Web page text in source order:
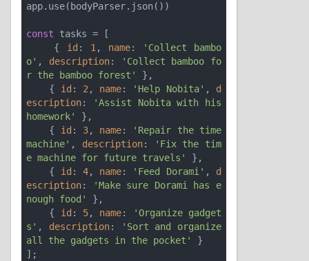
app.use(bodyParser.json())
const tasks = [
    {
id : 1 , name:
'Collect bambo
o' , description:
'Collect bamboo fo
r the bamboo forest'
},
    {
id : 2 , name: 'Help Nobita' , d
escription:
'Assist Nobita with his
homework'
},
    {
id : 3, name:
'Repair the time
machine' , description:
'Fix the tim
e machine for future travels'
},
    {
id : 4, name: 'Feed Dorami' , d
escription:
'Make sure Dorami has e
nough food'
},
    {
id : 5, name:
'Organize gadget
s' , description:
'Sort and organize
all the gadgets in the pocket'
}
];